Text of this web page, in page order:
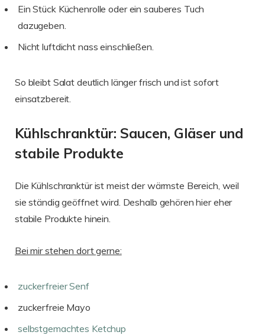
Ein Stück Küchenrolle oder ein sauberes Tuch
dazugeben.
Nicht luftdicht nass einschließen.
So bleibt Salat deutlich länger frisch und ist sofort
einsatzbereit.
Kühlschranktür: Saucen, Gläser und
stabile Produkte
Die Kühlschranktür ist meist der wärmste Bereich, weil
sie ständig geöffnet wird. Deshalb gehören hier eher
stabile Produkte hinein.
Bei mir stehen dort gerne:
zuckerfreier Senf
zuckerfreie Mayo
selbstgemachtes Ketchup